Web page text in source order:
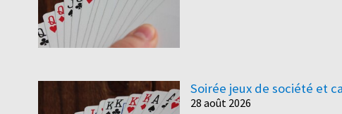
Soirée jeux de société et
28 août 2026